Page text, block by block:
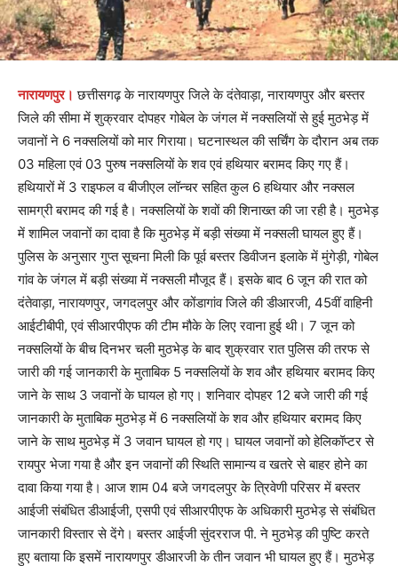
नारायणपुर। छत्तीसगढ़ के नारायणपुर जिले के दंतेवाड़ा, नारायणपुर और बस्तर
जिले की सीमा में शुक्रवार दोपहर गोबेल के जंगल में नक्सलियों से हुई मुठभेड़ में
जवानों ने 6 नक्सलियों को मार गिराया। घटनास्थल की सर्चिंग के दौरान अब तक
03 महिला एवं 03 पुरुष नक्सलियों के शव एवं हथियार बरामद किए गए हैं।
हथियारों में 3 राइफल व बीजीएल लॉन्चर सहित कुल 6 हथियार और नक्सल
सामग्री बरामद की गई है। नक्सलियों के शवों की शिनाख्त की जा रही है। मुठभेड़
में शामिल जवानों का दावा है कि मुठभेड़ में बड़ी संख्या में नक्सली घायल हुए हैं।
पुलिस के अनुसार गुप्त सूचना मिली कि पूर्व बस्तर डिवीजन इलाके में मुंगेड़ी, गोबेल
गांव के जंगल में बड़ी संख्या में नक्सली मौजूद हैं। इसके बाद 6 जून की रात को
दंतेवाड़ा, नारायणपुर, जगदलपुर और कोंडागांव जिले की डीआरजी, 45वीं वाहिनी
आईटीबीपी, एवं सीआरपीएफ की टीम मौके के लिए रवाना हुई थी। 7 जून को
नक्सलियों के बीच दिनभर चली मुठभेड़ के बाद शुक्रवार रात पुलिस की तरफ से
जारी की गई जानकारी के मुताबिक 5 नक्सलियों के शव और हथियार बरामद किए
जाने के साथ 3 जवानों के घायल हो गए। शनिवार दोपहर 12 बजे जारी की गई
जानकारी के मुताबिक मुठभेड़ में 6 नक्सलियों के शव और हथियार बरामद किए
जाने के साथ मुठभेड़ में 3 जवान घायल हो गए। घायल जवानों को हेलिकॉप्टर से
रायपुर भेजा गया है और इन जवानों की स्थिति सामान्य व खतरे से बाहर होने का
दावा किया गया है। आज शाम 04 बजे जगदलपुर के त्रिवेणी परिसर में बस्तर
आईजी संबंधित डीआईजी, एसपी एवं सीआरपीएफ के अधिकारी मुठभेड़ से संबंधित
जानकारी विस्तार से देंगे। बस्तर आईजी सुंदरराज पी. ने मुठभेड़ की पुष्टि करते
हुए बताया कि इसमें नारायणपुर डीआरजी के तीन जवान भी घायल हुए हैं। मुठभेड़